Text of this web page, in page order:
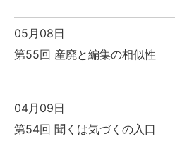
05月08日
第55回 産廃と編集の相似性
04月09日
第54回 聞くは気づくの入口